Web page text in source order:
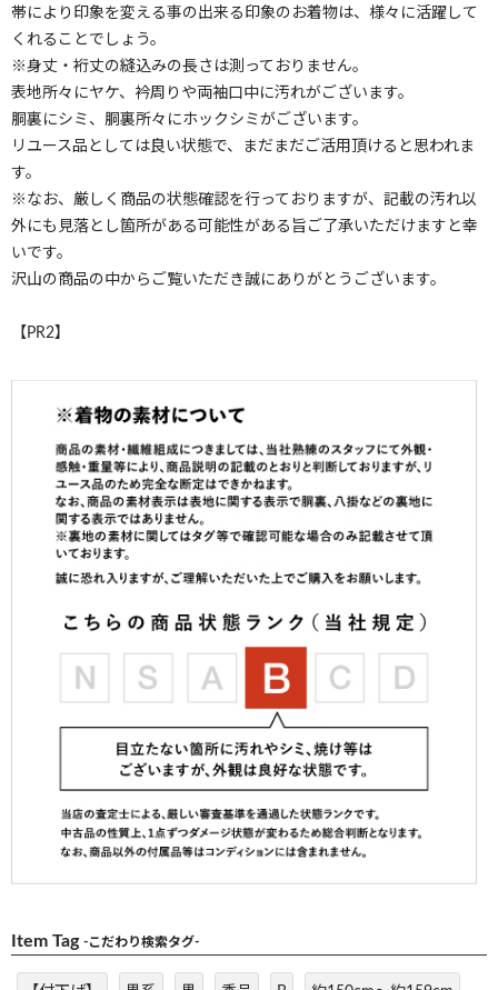
帯により印象を変える事の出来る印象のお着物は、様々に活躍して
くれることでしょう。
※身丈・裄丈の縫込みの長さは測っておりません。
表地所々にヤケ、衿周りや両袖口中に汚れがございます。
胴裏にシミ、胴裏所々にホックシミがございます。
リユース品としては良い状態で、まだまだご活用頂けると思われま
す。
※なお、厳しく商品の状態確認を行っておりますが、記載の汚れ以
外にも見落とし箇所がある可能性がある旨ご了承いただけますと幸
いです。
沢山の商品の中からご覧いただき誠にありがとうございます。
【PR2】
Item Tag -こだわり検索タグ-